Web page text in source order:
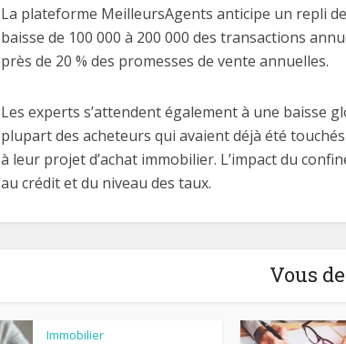
La plateforme MeilleursAgents anticipe un repli
baisse de 100 000 à 200 000 des transactions
près de 20 % des promesses de vente annuelles.
Les experts s’attendent également à une baisse
plupart des acheteurs qui avaient déjà été
à leur projet d’achat immobilier. L’impact du
au crédit et du niveau des taux.
Vous
Immobilier